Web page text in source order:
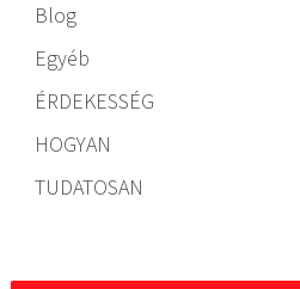
Blog
Egyéb
ÉRDEKESSÉG
HOGYAN
TUDATOSAN